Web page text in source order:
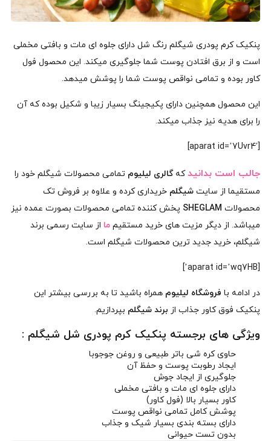
پنکیک کرم پودری شیگلم رنگ شل دارای جلوه ای مات و بافتی مخملی
است و از برق افتادن پوست شما جلوگیری میکند. این محصول فول
کاور بوده و تمامی نواقص پوست شما را پوشش میدهد.
این محصول همچنین دارای پکیجینگ بسیار زیبا و شکیل بوده که آن
را برای هدیه نیز جذاب میکند.
[aparat id=’7Uvr4′]
جالب است بدانید که گالری لیلیوم تمامی محصولات شیگلم خود را
مستقیما از سایت شیگلم خریداری کرده و علاوه بر فروش تک
محصولات SHEGLAM پخش کننده تمامی محصولات بصورت عمده نیز
میباشد. از دیگر مزیت های خرید مستقیم ما از سایت رسمی برند
شیگلم، خرید جدید ترین محصولات شیگلم است.
[aparat id=’wq7HB’]
در ادامه با فروشگاه لیلیوم همراه باشید تا به بررسی بیشتر این
پنکیک فوق کاور جذاب از برند شیگلم بپردازیم.
ویژگی های برجسته پنکیک کرم پودری شل شیگلم :
حاوی کره شی باتر طبیعی و روغن جوجوبا
ایجاد رطوبت پوست و حفظ آن
جلوگیری از ایجاد جوش
دارای جلوه ای مات و بافتی مخملی
کاور بسیار بالا (فول کاور)
پوشش کامل تمامی نواقص پوست
دارای بسته بندی بسیار شیک و جذاب
بدون تست حیوانی